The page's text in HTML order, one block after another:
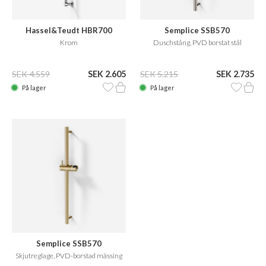
Hassel&Teudt HBR700
Krom
SEK 4.559 SEK 2.605
På lager
Semplice SSB570
Duschstång, PVD borstat stål
SEK 5.215 SEK 2.735
På lager
Semplice SSB570
Skjutreglage, PVD-borstad mässing